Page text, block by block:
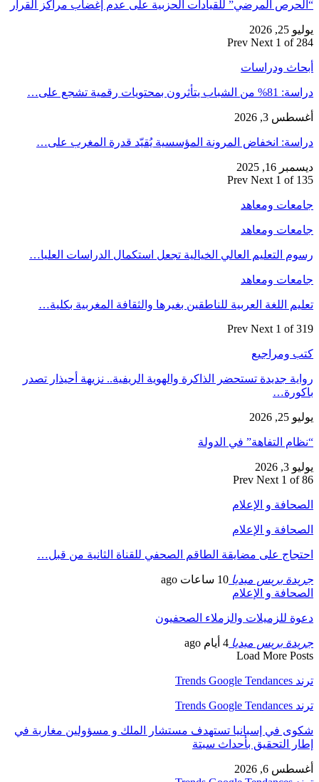
“الحرص المرضي” للقيادات الحزبية على عدم إغضاب مراكز القرار
يوليو 25, 2026
Prev Next 1 of 284
أبحاث ودراسات
دراسة: 81% من الشباب يتأثرون بمحتويات رقمية تشجع على…
أغسطس 3, 2026
دراسة: انخفاض المرونة المؤسسية يُقيّد قدرة المغرب على…
ديسمبر 16, 2025
Prev Next 1 of 135
جامعات ومعاهد
جامعات ومعاهد
رسوم التعليم العالي الخيالية تجعل استكمال الدراسات العليا…
جامعات ومعاهد
تعليم اللغة العربية للناطقين بغيرها والثقافة المغربية بكلية…
Prev Next 1 of 319
كتب ومراجيع
رواية جديدة تستحضر الذاكرة والهوية الريفية.. نزيهة أحيذار تصدر
باكورة…
يوليو 25, 2026
“نظام التفاهة” في الدولة
يوليو 3, 2026
Prev Next 1 of 86
الصحافة و الإعلام
الصحافة و الإعلام
احتجاج على مضايقة الطاقم الصحفي للقناة الثانية من قبل…
جريدة بريس ميديا 10 ساعات ago
الصحافة و الإعلام
دعوة للزميلات والزملاء الصحفيون
جريدة بريس ميديا 4 أيام ago
Load More Posts
ترند Trends Google Tendances
ترند Trends Google Tendances
شكوى في إسبانيا تستهدف مستشار الملك و مسؤولين مغاربة في
إطار التحقيق بأحداث سبتة
أغسطس 6, 2026